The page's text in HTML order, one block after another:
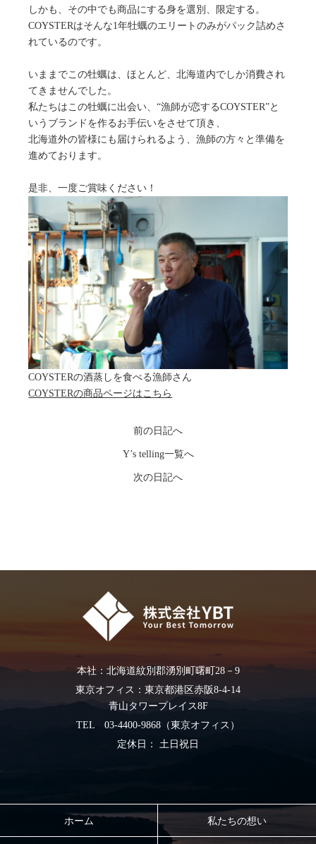
しかも、その中でも商品にする身を選別、限定する。
COYSTERはそんな1年牡蠣のエリートのみがパック詰めさ
れているのです。
いままでこの牡蠣は、ほとんど、北海道内でしか消費され
てきませんでした。
私たちはこの牡蠣に出会い、“漁師が恋するCOYSTER”と
いうブランドを作るお手伝いをさせて頂き、
北海道外の皆様にも届けられるよう、漁師の方々と準備を
進めております。
是非、一度ご賞味ください！
COYSTERの酒蒸しを食べる漁師さん
COYSTERの商品ページはこちら
前の日記へ
Y’s telling一覧へ
次の日記へ
本社：北海道紋別郡湧別町曙町28－9
東京オフィス：東京都港区赤阪8-4-14
青山タワープレイス8F
TEL 03-4400-9868（東京オフィス）
定休日： 土日祝日
ホーム 私たちの想い